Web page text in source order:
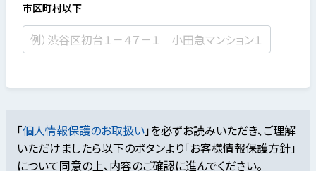
市区町村以下
「個人情報保護のお取扱い」を必ずお読みいただき、ご理解
いただけましたら以下のボタンより「お客様情報保護方針」
について同意の上、内容のご確認に進んでください。